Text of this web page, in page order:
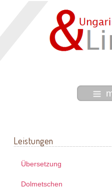
Leistungen
Übersetzung
Dolmetschen